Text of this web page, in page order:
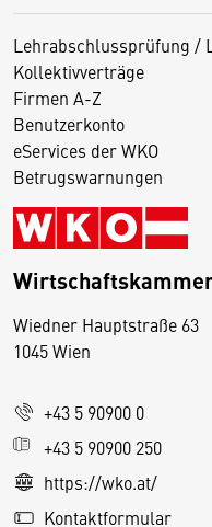
Lehrabschlussprüfung /
Kollektivverträge
Firmen A-Z
Benutzerkonto
eServices der WKO
Betrugswarnungen
Wiedner Hauptstraße 63
1045 Wien
+43 5 90900 0
+43 5 90900 250
https://wko.at/
Kontaktformular
D
s
e
S
e